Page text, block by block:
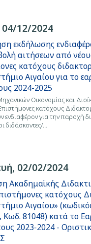
04/12/2024
εκδήλωσης
αιτήσεων από
κατόχους
Αιγαίου για το
2024-2025
Οικονομίας και
κατόχους
ενδιαφέρον για την παροχή
διδάσκοντες/…
02/02/2024
Ακαδημαϊκής
κατόχους
Αιγαίου»
Κωδ. 81048) κατά το
2023-2024 -